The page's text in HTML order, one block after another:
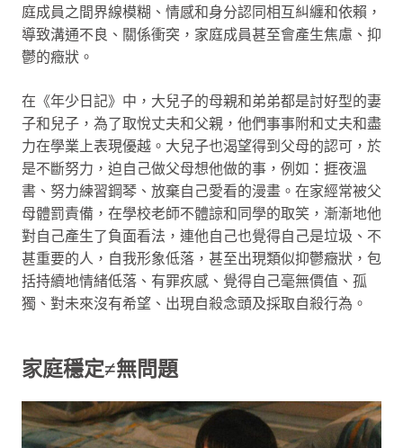
庭成員之間界線模糊、情感和身分認同相互糾纏和依賴，
導致溝通不良、關係衝突，家庭成員甚至會產生焦慮、抑
鬱的癥狀。
在《年少日記》中，大兒子的母親和弟弟都是討好型的妻
子和兒子，為了取悅丈夫和父親，他們事事附和丈夫和盡
力在學業上表現優越。大兒子也渴望得到父母的認可，於
是不斷努力，迫自己做父母想他做的事，例如：捱夜溫
書、努力練習鋼琴、放棄自己愛看的漫畫。在家經常被父
母體罰責備，在學校老師不體諒和同學的取笑，漸漸地他
對自己產生了負面看法，連他自己也覺得自己是垃圾、不
甚重要的人，自我形象低落，甚至出現類似抑鬱癥狀，包
括持續地情緒低落、有罪疚感、覺得自己毫無價值、孤
獨、對未來沒有希望、出現自殺念頭及採取自殺行為。
家庭穩定≠無問題